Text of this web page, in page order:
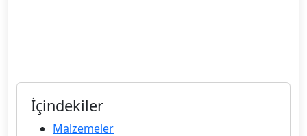
İçindekiler
Malzemeler